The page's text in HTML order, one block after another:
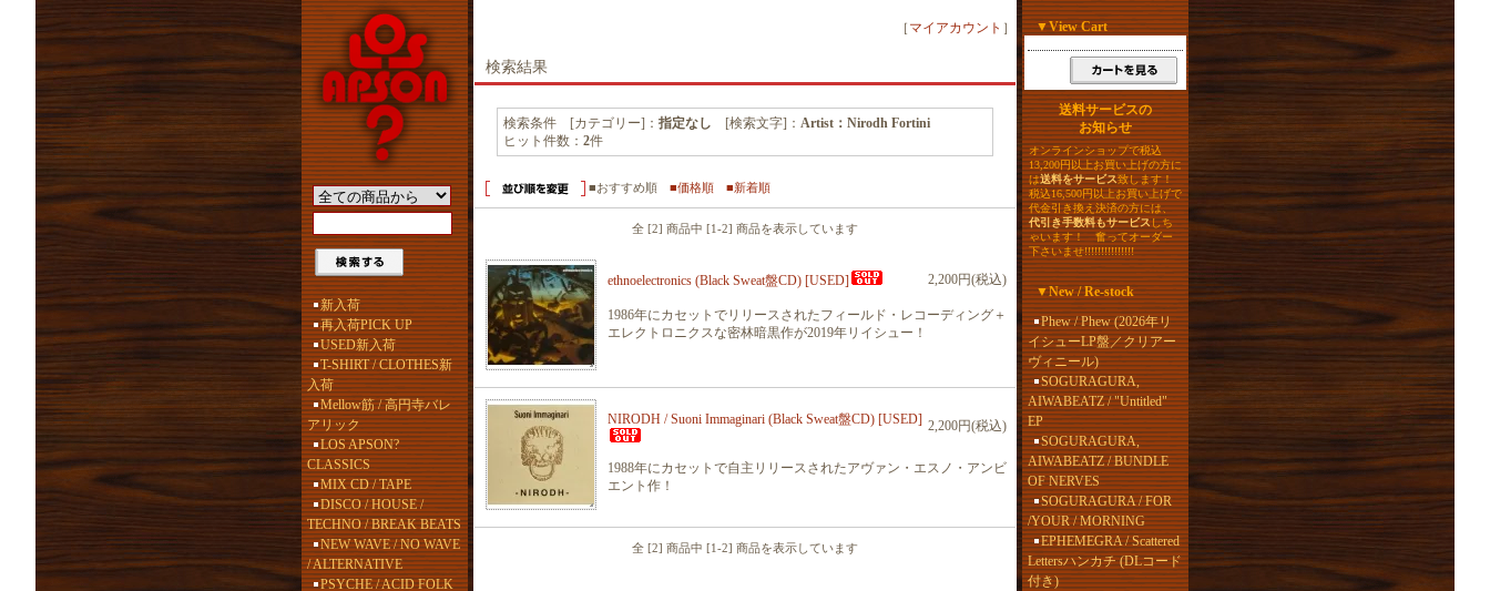
新入荷
再入荷PICK UP
USED新入荷
T-SHIRT / CLOTHES新
入荷
Mellow筋 / 高円寺バレ
アリック
LOS APSON?
CLASSICS
MIX CD / TAPE
DISCO / HOUSE /
TECHNO / BREAK BEATS
NEW WAVE / NO WAVE
/ ALTERNATIVE
PSYCHE / ACID FOLK
［ マイアカウント ］
検索結果
検索条件 [カテゴリー]： 指定なし [検索文字]： Artist：Nirodh Fortini
ヒット件数： 2件
■おすすめ順 ■価格順 ■新着順
全 [2] 商品中 [1-2] 商品を表示しています
ethnoelectronics (Black Sweat盤CD) [USED] 2,200円(税込)
1986年にカセットでリリースされたフィールド・レコーディング＋
エレクトロニクスな密林暗黒作が2019年リイシュー！
NIRODH / Suoni Immaginari (Black Sweat盤CD) [USED] 2,200円(税込)
1988年にカセットで自主リリースされたアヴァン・エスノ・アンビ
エント作！
全 [2] 商品中 [1-2] 商品を表示しています
▼View Cart
送料サービスの
お知らせ
オンラインショップで税込
13,200円以上お買い上げの方に
は送料をサービス致します！
税込16,500円以上お買い上げで
代金引き換え決済の方には、
代引き手数料もサービスしち
ゃいます！ 奮ってオーダー
下さいませ!!!!!!!!!!!!!!!
▼New / Re-stock
Phew / Phew (2026年リ
イシューLP盤／クリアー
ヴィニール)
SOGURAGURA,
AIWABEATZ / "Untitled"
EP
SOGURAGURA,
AIWABEATZ / BUNDLE
OF NERVES
SOGURAGURA / FOR
/YOUR / MORNING
EPHEMEGRA / Scattered
Lettersハンカチ (DLコード
付き)